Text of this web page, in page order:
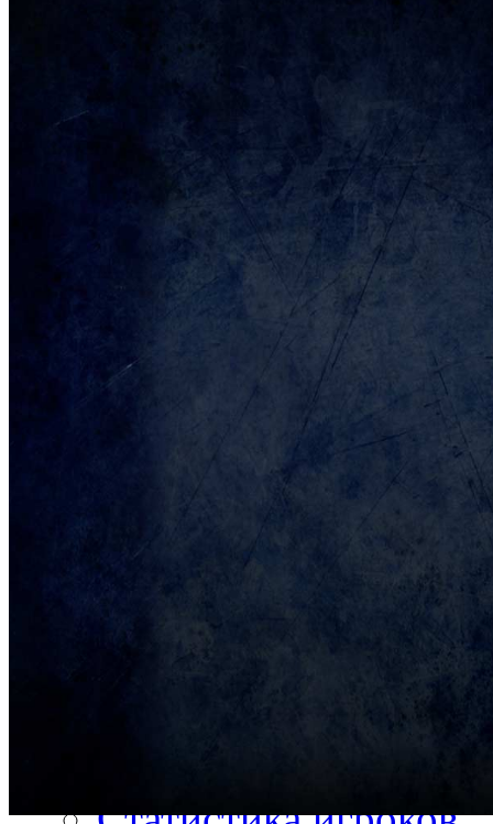
Контакты
Арена
Группа поддержки
Металлург
Тренерский состав
Состав команды
Календарь,
Турнирная таблица
Статистика игроков
Зал славы
Белсталь
Тренерский состав
Состав команды
Календарь,
Турнирная таблица